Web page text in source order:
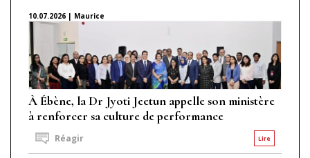
10.07.2026 | Maurice
À Ébène, la Dr Jyoti Jeetun appelle son ministère
à renforcer sa culture de performance
Lire
Réagir